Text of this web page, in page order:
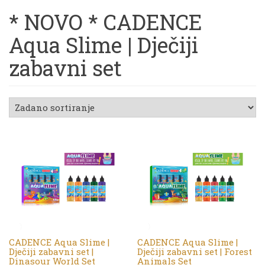
* NOVO * CADENCE
Aqua Slime | Dječiji
zabavni set
CADENCE Aqua Slime |
Dječiji zabavni set |
Dinasour World Set
CADENCE Aqua Slime |
Dječiji zabavni set | Forest
Animals Set